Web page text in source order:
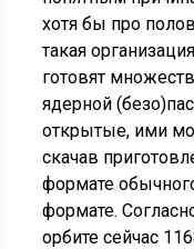
хотя бы про
такая
готовят
ядерной
открытые, ими
скачав
формате
формате.
орбите сейчас